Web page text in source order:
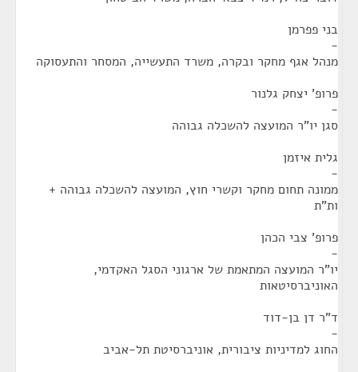
בני פפרמן
-
מנהל אגף מחקר ובקרה, משרד התעשייה, המסחר והתעסוקה
פרופ' יצחק גלנור
-
סגן יו"ר המועצה להשכלה גבוהה
גלית איזמן
-
ממונה תחום מחקר וקשרי חוץ, המועצה להשכלה גבוהה +
ות"ת
פרופ' צבי הכהן
-
יו"ר המועצה המתאמת של ארגוני הסגל האקדמי,
האוניברסיטאות
ד"ר דן בן-דוד
-
החוג למדיניות ציבורית, אוניברסיטת תל-אביב